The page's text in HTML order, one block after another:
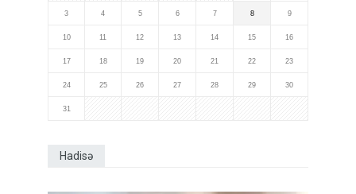
3 4 5 6 7 8 9
10 11 12 13 14 15 16
17 18 19 20 21 22 23
24 25 26 27 28 29 30
31
Hadisə